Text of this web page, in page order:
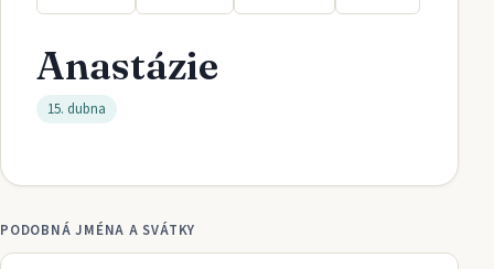
Anastázie
15. dubna
PODOBNÁ JMÉNA A SVÁTKY